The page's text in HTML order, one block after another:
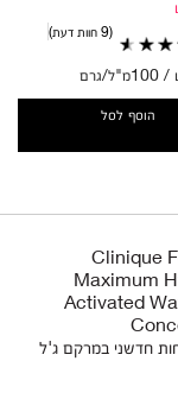
9 חוות דעת
הוסף לסל
Clinique
Maximum
Activated
חדשני במרקם ג'ל